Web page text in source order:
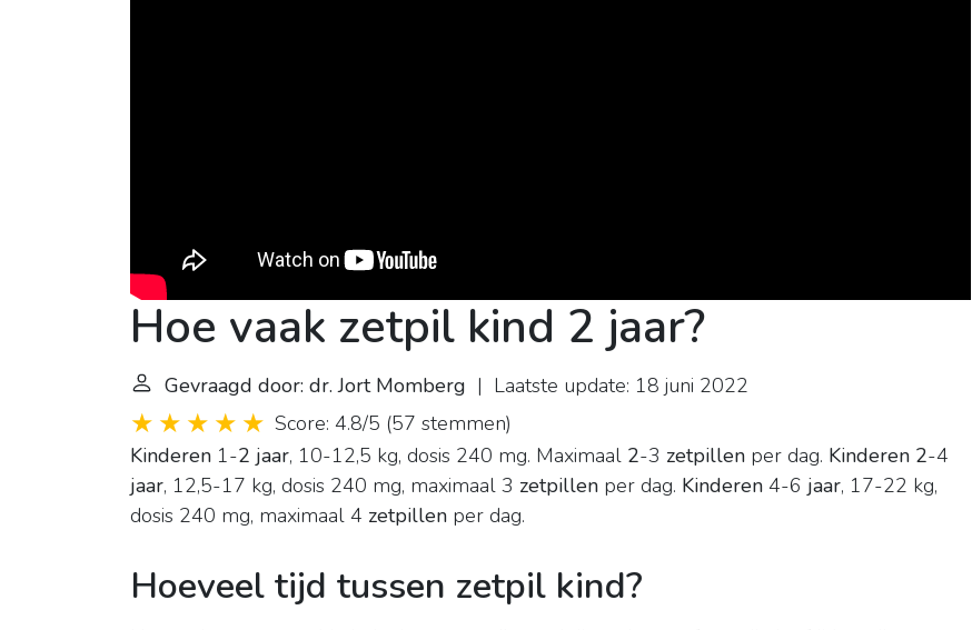
Hoe vaak zetpil kind 2 jaar?
Gevraagd door: dr. Jort Momberg | Laatste update: 18 juni 2022
Score: 4.8/5 (57 stemmen)
Kinderen 1-2 jaar, 10-12,5 kg, dosis 240 mg. Maximaal 2-3 zetpillen per dag. Kinderen 2-4
jaar, 12,5-17 kg, dosis 240 mg, maximaal 3 zetpillen per dag. Kinderen 4-6 jaar, 17-22 kg,
dosis 240 mg, maximaal 4 zetpillen per dag.
Hoeveel tijd tussen zetpil kind?